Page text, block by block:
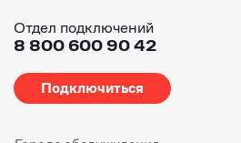
Отдел подключений
8 800 600 90 42
Подключиться